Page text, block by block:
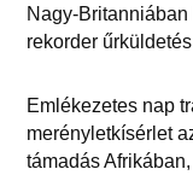
Nagy-
rekorder
Emlékezetes nap
merényletkísérlet
támadás